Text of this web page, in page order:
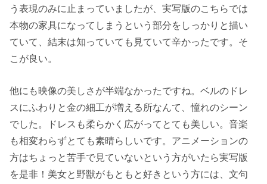
う表現のみに止まっていましたが、実写版のこちらでは
本物の家具になってしまうという部分をしっかりと描い
ていて、結末は知っていても見ていて辛かったです。そ
こが良い。
他にも映像の美しさが半端なかったですね。ベルのドレ
スにふわりと金の細工が増える所なんて、憧れのシーン
でした。ドレスも柔らかく広がってとても美しい。音楽
も相変わらずとても素晴らしいです。アニメーションの
方はちょっと苦手で見ていないという方がいたら実写版
を是非！美女と野獣がもともと好きという方には、文句